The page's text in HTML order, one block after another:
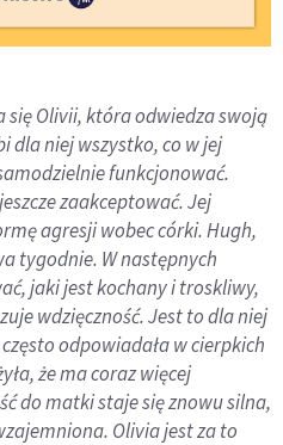
się Olivii, która odwiedza swoją
dla niej wszystko, co w jej
funkcjonować.
zaakceptować. Jej
agresji wobec córki. Hugh,
tygodnie. W następnych
jaki jest kochany i troskliwy,
wdzięczność. Jest to dla niej
odpowiadała w cierpkich
że ma coraz więcej
do matki staje się znowu silna,
Olivia jest za to